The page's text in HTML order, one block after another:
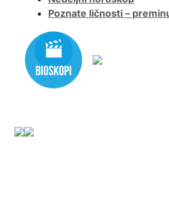
Poznate ličnosti –